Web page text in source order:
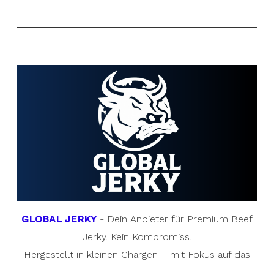
GLOBAL JERKY- Dein Anbieter für Premium Beef
Jerky. Kein Kompromiss.
Hergestellt in kleinen Chargen – mit Fokus auf das